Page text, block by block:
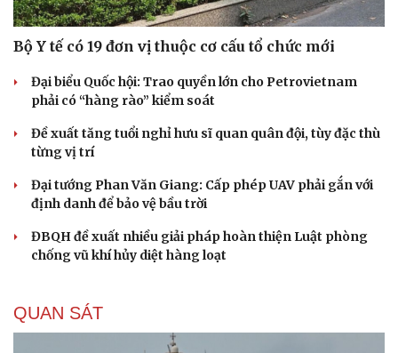
Bộ Y tế có 19 đơn vị thuộc cơ cấu tổ chức mới
Đại biểu Quốc hội: Trao quyền lớn cho Petrovietnam
phải có “hàng rào” kiểm soát
Đề xuất tăng tuổi nghỉ hưu sĩ quan quân đội, tùy đặc thù
từng vị trí
Đại tướng Phan Văn Giang: Cấp phép UAV phải gắn với
định danh để bảo vệ bầu trời
ĐBQH đề xuất nhiều giải pháp hoàn thiện Luật phòng
chống vũ khí hủy diệt hàng loạt
QUAN SÁT